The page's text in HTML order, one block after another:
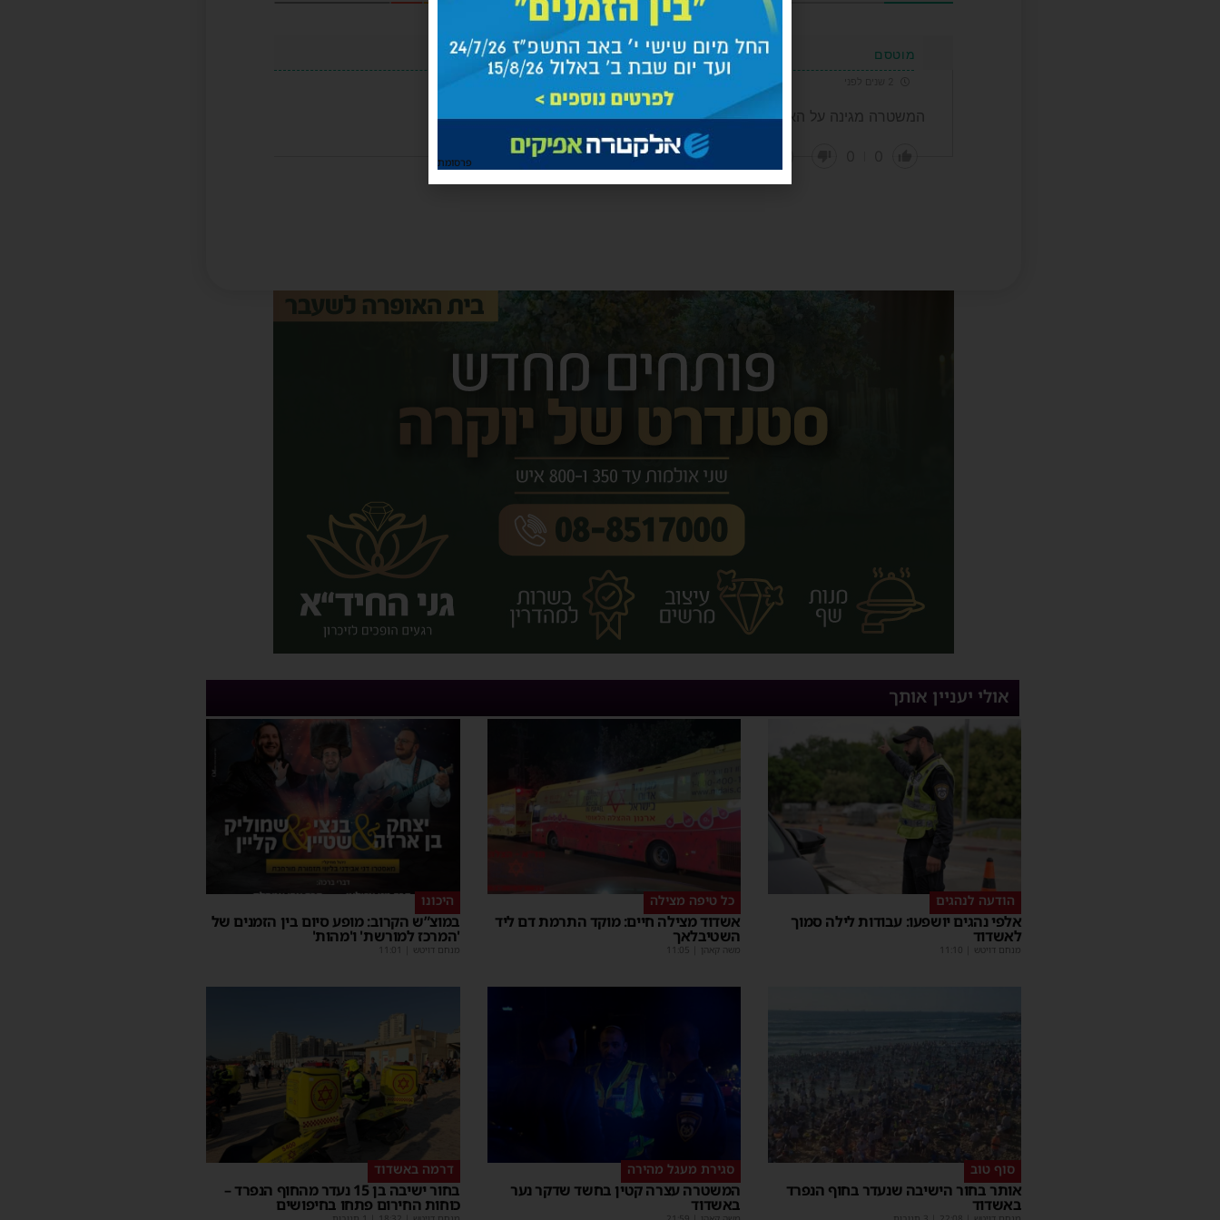
מוטסם
המשטרה מגינה על האזרחים מעשה טוב
הגב לתגובה
אולי יעניין אותך
הודעה לנהגים
אלפי נהגים יושפעו: עבודות לילה סמוך
לאשדוד
מנחם דויטש 11:10
כל טיפה מצילה
אשדוד מצילה חיים: מוקד התרמת דם ליד
השטיבלאך
משה קאהן 11:05
היכונו
במוצ”ש הקרוב: מופע סיום בין הזמנים של
'המרכז למורשת' ו'מהות'
מנחם דויטש 11:01
סוף טוב
אותר בחור הישיבה שנעדר בחוף הנפרד
באשדוד
סגירת מעגל מהירה
המשטרה עצרה קטין בחשד שדקר נער
באשדוד
דרמה באשדוד
בחור ישיבה בן 15 נעדר מהחוף הנפרד –
כוחות החירום פתחו בחיפושים
פרסומת